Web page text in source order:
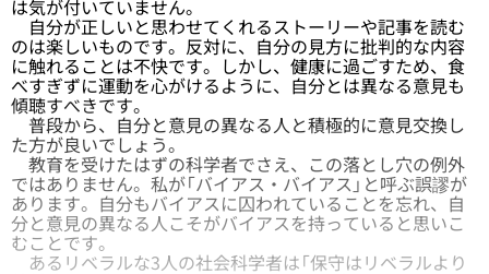
は気が付いていません。
自分が正しいと思わせてくれるストーリーや記事を読む
のは楽しいものです。反対に、自分の見方に批判的な内容
に触れることは不快です。しかし、健康に過ごすため、食
べすぎずに運動を心がけるように、自分とは異なる意見も
傾聴すべきです。
普段から、自分と意見の異なる人と積極的に意見交換し
た方が良いでしょう。
教育を受けたはずの科学者でさえ、この落とし穴の例外
ではありません。私が「バイアス・バイアス」と呼ぶ誤謬が
あります。自分もバイアスに囚われていることを忘れ、自
分と意見の異なる人こそがバイアスを持っていると思いこ
むことです。
あるリベラルな3人の社会科学者は「保守はリベラルより